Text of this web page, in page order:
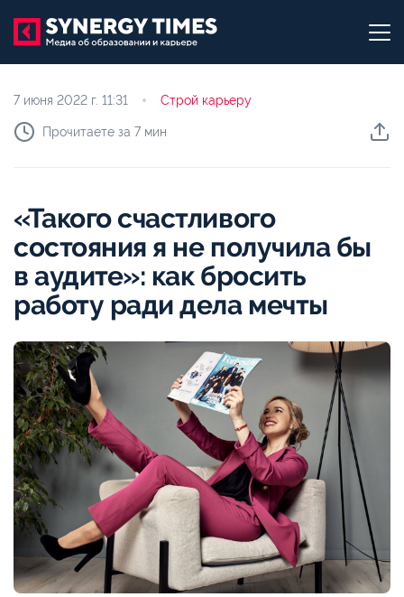
7 июня 2022 г. 11:31 Строй карьеру
Прочитаете за 7 мин
«Такого счастливого
состояния я не получила бы
в аудите»: как бросить
работу ради дела мечты